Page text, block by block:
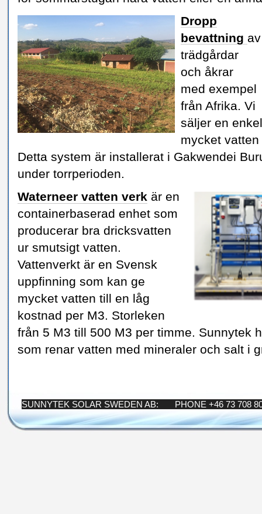
Dropp
bevattning av
trädgårdar
och åkrar
med exempel
från Afrika. Vi
säljer en
mycket
Detta system är installerat i Gakwendei
under torrperioden.
Waterneer vatten verk är en
containerbaserad enhet som
producerar bra dricksvatten
ur smutsigt vatten.
Vattenverkt är en Svensk
uppfinning som kan ge
mycket vatten till en låg
kostnad per M3. Storleken
från 5 M3 till 500 M3 per timme. Sunnytek
som renar vatten med mineraler och salt i
SUNNYTEK SOLAR SWEDEN AB: PHONE +46 73